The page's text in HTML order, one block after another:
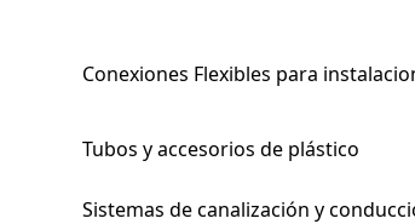
Conexiones Flexibles para
Tubos y accesorios de plástico
Sistemas de canalización y